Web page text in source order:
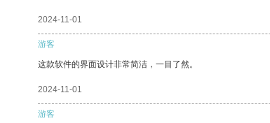
2024-11-01
游客
这款软件的界面设计非常简洁，一目了然。
2024-11-01
游客